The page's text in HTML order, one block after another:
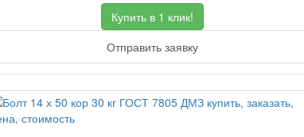
Купить в 1 клик!
Отправить заявку